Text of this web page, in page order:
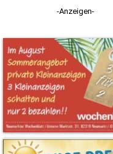
-Anzeigen-